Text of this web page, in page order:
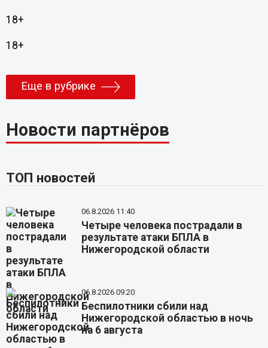
18+
18+
Еще в рубрике
Новости партнёров
ТОП новостей
06.8.2026 11:40
Четыре человека пострадали в
результате атаки БПЛА в
Нижегородской области
06.8.2026 09:20
Беспилотники сбили над
Нижегородской областью в ночь
на 6 августа